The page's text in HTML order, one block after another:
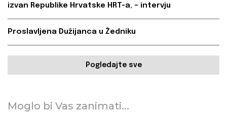
izvan Republike Hrvatske HRT-a, – intervju
Proslavljena Dužijanca u Žedniku
Pogledajte sve
Moglo bi Vas zanimati...